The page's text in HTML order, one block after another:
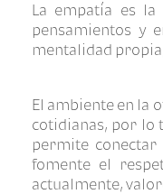
La empatía es la
pensamientos y
mentalidad
El ambiente en la
cotidianas, por lo
permite
fomente el
actualmente,